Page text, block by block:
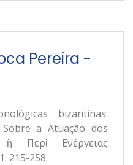
Pereira -
bizantinas:
a Atuação dos
ἢ Περὶ Ενέργειας
215-258.